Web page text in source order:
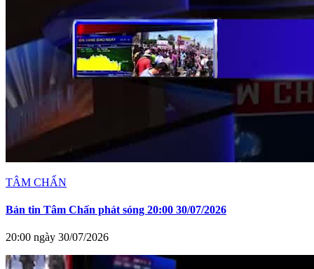
TÂM CHẤN
Bản tin Tâm Chấn phát sóng 20:00 30/07/2026
20:00 ngày 30/07/2026